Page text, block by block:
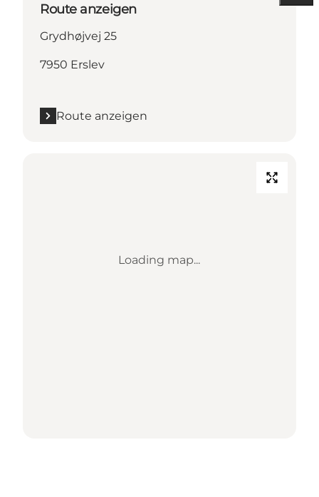
Route anzeigen
Grydhøjvej 25
7950 Erslev
Route anzeigen
Loading map...